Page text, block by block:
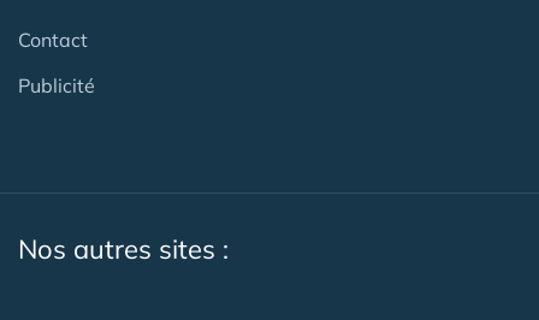
Contact
Publicité
Nos autres sites :